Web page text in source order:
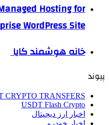
Hosting for
WordPress Site
خانه هوشمند کایا
پیوند
CRYPTO TRANSFERS
USDT Flash Crypto
اخبار ارز دیجیتال